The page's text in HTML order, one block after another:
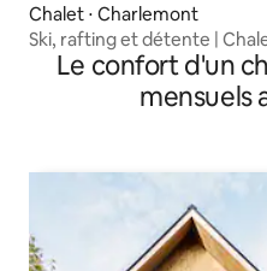
Chalet ⋅ Charlemont
Ski, rafting et détente |
extérieur
Le confort d'un
mensuels